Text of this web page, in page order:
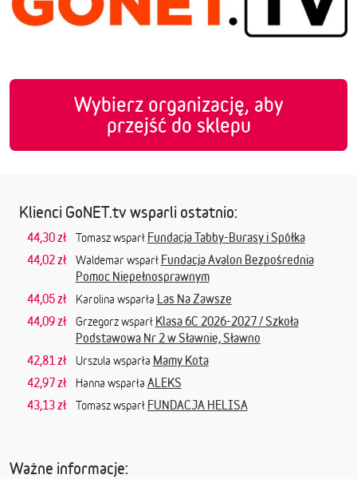
Wybierz organizację, aby
przejść do sklepu
Klienci GoNET.tv wsparli ostatnio:
44,30 zł Tomasz wsparł Fundacja Tabby-Burasy i Spółka
44,02 zł
Waldemar wsparł Fundacja Avalon Bezpośrednia
Pomoc Niepełnosprawnym
44,05 zł
Karolina wsparła Las Na Zawsze
44,09 zł
Grzegorz wsparł Klasa 6C 2026-2027 / Szkoła
Podstawowa Nr 2 w Sławnie, Sławno
42,81 zł
Urszula wsparła Mamy Kota
42,97 zł
Hanna wsparła ALEKS
43,13 zł
Tomasz wsparł FUNDACJA HELISA
Ważne informacje: